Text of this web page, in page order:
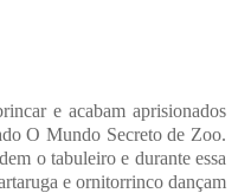
e acabam aprisionados
O Mundo Secreto de Zoo.
o tabuleiro e durante essa
e ornitorrinco dançam